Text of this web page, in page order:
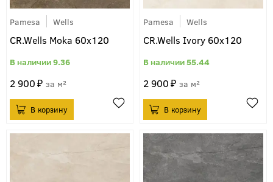
Pamesa Wells
CR.Wells Moka 60x120
9.36
2 900 м²
Pamesa Wells
CR.Wells Ivory 60x120
55.44
2 900 м²